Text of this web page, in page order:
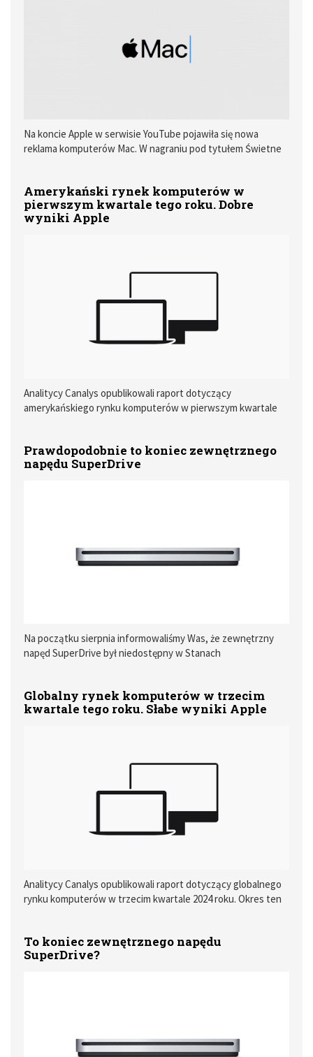
Na koncie Apple w serwisie YouTube pojawiła się nowa
reklama komputerów Mac. W nagraniu pod tytułem Świetne
szympansami i gorylami, dr. Jane Goodall.
Amerykański rynek komputerów w
pierwszym kwartale tego roku. Dobre
wyniki Apple
Analitycy Canalys opublikowali raport dotyczący
amerykańskiego rynku komputerów w pierwszym kwartale
Prawdopodobnie to koniec zewnętrznego
napędu SuperDrive
Na początku sierpnia informowaliśmy Was, że zewnętrzny
napęd SuperDrive był niedostępny w Stanach
Globalny rynek komputerów w trzecim
kwartale tego roku. Słabe wyniki Apple
Analitycy Canalys opublikowali raport dotyczący globalnego
rynku komputerów w trzecim kwartale 2024 roku. Okres ten
To koniec zewnętrznego napędu
SuperDrive?